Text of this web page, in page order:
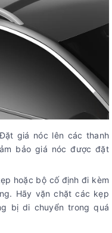
giá nóc lên các thanh
bảo giá nóc được đặt
hoặc bộ cố định đi kèm
Hãy vặn chặt các kẹp
bị di chuyển trong quá